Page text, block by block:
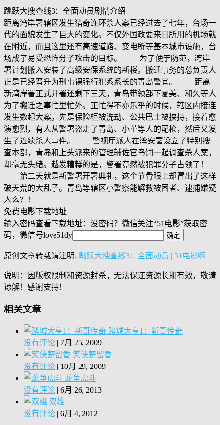
跳跃大搜查线3：全面动员剧情介绍
距离湾岸署辖区发生猎奇连环杀人案已经过去了七年，台场一
代的面貌发生了巨大的变化。不仅外国政要来日所用的机场就
在附近，而且这里还有高速道路、变电所等基本城市设施，台
场成了易受恐怖分子攻击的目标。 为了便于防范，湾岸
署计划搬入安装了高级安保系统的新楼。搬迁事务的总负责人
正是已经晋升为刑事课强行犯系系长的青岛警官。 距离
新湾岸署正式开署还剩下三天，青岛带领部下夏美、和久等人
为了搬迁之事忙里忙外。正忙得不亦乐乎的时候，辖区内接连
发生数起大案。先是保险柜被洗劫、公共巴士被挟持，接着愈
演愈烈，有人从警署盗走了青岛、小堇等人的配枪，然后又发
生了连续杀人事件。 警视厅派人在湾安署设立了特别搜
查本部，青岛和上头派来的管理辅佐官鸟饲一起调查杀人案，
却毫无头绪。越发糟糕的是，警署竟然被犯罪分子占领了！
第二天就是新警署开署典礼，这个节骨眼上却冒出了这样
破天荒的大乱子。青岛等辖区小警察能解救被困者、逮捕嫌疑
人么？！
免费电影下载地址
输入密码查看下载地址：没密码？微信关注“51电影”获取密
码，微信号love51dy
原创文章转载请注明: 跳跃大搜查线3：全面动员 | 51电影啊
说明：因版权限制和资源封杀，无法保证资源长期有效，敬请
谅解！感谢支持！
相关文章
赌城大亨1：新哥传奇
没有评论 | 7月 25, 2009
笑侠楚留香
没有评论 | 10月 29, 2009
龙争虎斗
没有评论 | 6月 26, 2013
双雄
没有评论 | 6月 4, 2012